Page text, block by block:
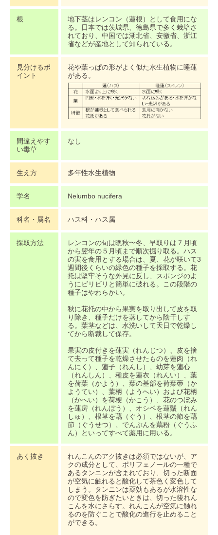
根
地下茎はレンコン（蓮根）として食用にな
る。日本では茨城県、徳島県で多く栽培さ
れており、中国では湖北省、安徽省、浙江
省などが産地として知られている。
見分けるポ
イント
花や葉っぱの形がよく似た水生植物に睡蓮
がある。
間違えやす
い毒草
なし
生え方 多年性水生植物
学名 Nelumbo nucifera
科名・属名 ハス科・ハス属
採取方法
レンコンの旬は晩秋〜冬、早取りは７月頃
から翌年の５月頃まで順次掘り取る。ハス
の実を食用とする場合は、夏、花が咲いて3
週間後くらいの緑色の種子を採取する。花
托は堅牢そうな外見に反し、スポンジのよ
うにビリビリと簡単に破れる。この段階の
種子はやわらかい。
秋に花托の中から果実を取り出して皮を取
り除き、種子だけを蒸してから陰干しす
る。葉茎などは、水洗いして天日で乾燥し
てから断裁して保存。
果実の皮付きを蓮実（れんじつ）、皮を捨
て去って種子を乾燥させたものを蓮肉（れ
んにく）、蓮子（れんし）、幼芽を蓮心
（れんしん）、種皮を蓮衣（れんい）、葉
を荷葉（かよう）、葉の基部を荷葉蔕（か
ようてい）、葉柄（ようへい）および花柄
（かへい）を荷梗（かこう）、花のつぼみ
を蓮房（れんぼう）、オシベを蓮鬚（れん
しゅ）、根茎を藕（ぐう）、根茎の節を藕
節（ぐうせつ）、でんぷんを藕粉（ぐうふ
ん）といってすべて薬用に用いる。
あく抜き
れんこんのアク抜きは必須ではないが、ア
クの成分として、ポリフェノールの一種で
あるタンニンが含まれており、切った断面
が空気に触れると酸化して茶色く変色して
しまう。タンニンは薬効もあるが水溶性な
ので変色を防ぎたいときは、切った後れん
こんを水にさらす。れんこんが空気に触れ
るのを防ぐことで酸化の進行を止めること
ができる。